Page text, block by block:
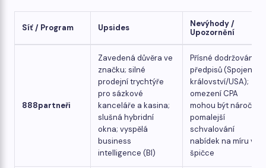
Síť / Program Upsides
Nevýhody /
Upozornění
888partneři
Zavedená důvěra ve
značku; silné
prodejní trychtýře
pro sázkové
kanceláře a kasina;
slušná hybridní
okna; vyspělá
business
intelligence (BI)
Přísné dodržování
předpisů (Spojené
království/USA);
omezení CPA
mohou být náročná;
pomalejší
schvalování
nabídek na míru ve
špičce